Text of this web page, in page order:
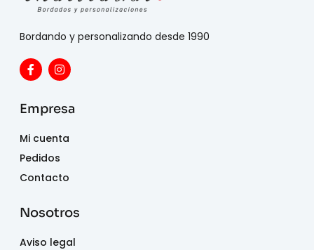
Bordando y personalizando desde 1990
Empresa
Mi cuenta
Pedidos
Contacto
Nosotros
Aviso legal